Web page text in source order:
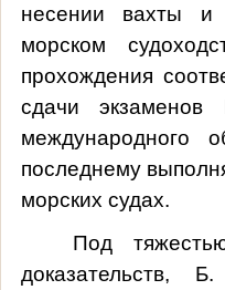
несении вахты
морском
прохождения
сдачи
международного
последнему
морских судах.
Под
доказательств,